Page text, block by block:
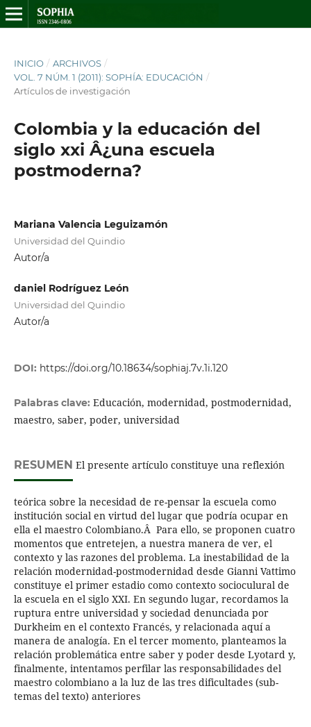
INICIO / ARCHIVOS /
VOL. 7 NÚM. 1 (2011): SOPHÍA: EDUCACIÓN /
Artículos de investigación
Colombia y la educación del
siglo xxi Â¿una escuela
postmoderna?
Mariana Valencia Leguizamón
Universidad del Quindio
Autor/a
daniel Rodríguez León
Universidad del Quindio
Autor/a
DOI: https://doi.org/10.18634/sophiaj.7v.1i.120
Palabras clave: Educación, modernidad, postmodernidad,
maestro, saber, poder, universidad
RESUMEN El presente artículo constituye una reflexión
teórica sobre la necesidad de re-pensar la escuela como
institución social en virtud del lugar que podría ocupar en
ella el maestro Colombiano.Â Para ello, se proponen cuatro
momentos que entretejen, a nuestra manera de ver, el
contexto y las razones del problema. La inestabilidad de la
relación modernidad-postmodernidad desde Gianni Vattimo
constituye el primer estadio como contexto socioculural de
la escuela en el siglo XXI. En segundo lugar, recordamos la
ruptura entre universidad y sociedad denunciada por
Durkheim en el contexto Francés, y relacionada aquí a
manera de analogía. En el tercer momento, planteamos la
relación problemática entre saber y poder desde Lyotard y,
finalmente, intentamos perfilar las responsabilidades del
maestro colombiano a la luz de las tres dificultades (sub-
temas del texto) anteriores